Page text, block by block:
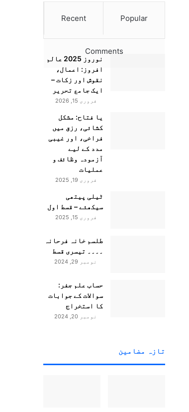
Popular
Recent
Comments
نوروز 2025 عالم
افروز: اعمال،
نقوش اور زکات –
ایک جامع تحریر
فروری 15, 2026
یا فتاح: مشکل
کشائی، رزق میں
فراخی، اور غیبی
مدد کے لیے
آزمودہ وظائف و
عملیات
فروری 19, 2025
ٹیلی پیتھی
سیکھئے – قسط اول
فروری 15, 2025
طلسم خانہ فرحانہ
۔۔۔۔ تیسری قسط
نومبر 29, 2024
حساب علم جفر:
سوالات کے جوابات
کا استخراج
نومبر 20, 2024
تازہ مضامین